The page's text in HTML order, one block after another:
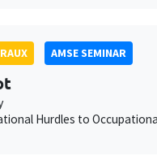
AMSE SEMINAR
Hurdles to